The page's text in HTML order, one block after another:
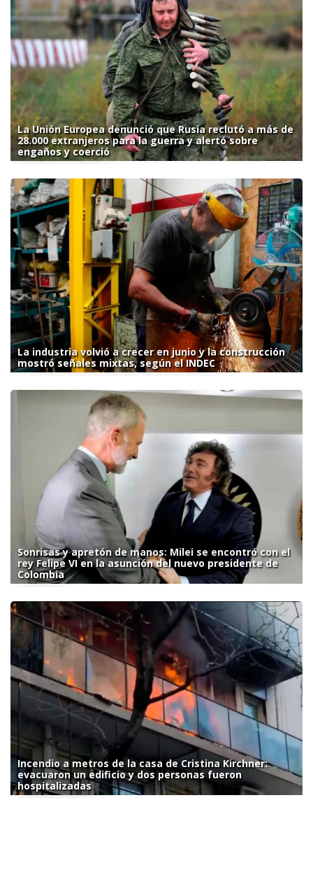
La Unión Europea denunció que Rusia reclutó a más de
28.000 extranjeros para la guerra y alertó sobre
engaños y coerció
La industria volvió a crecer en junio y la construcción
mostró señales mixtas, según el INDEC
Sonrisas y apretón de manos: Milei se encontró con el
rey Felipe VI en la asunción del nuevo presidente de
Colombia
Incendio a metros de la casa de Cristina Kirchner:
evacuaron un edificio y dos personas fueron
hospitalizadas